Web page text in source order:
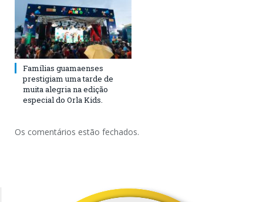
Famílias guamaenses
prestigiam uma tarde de
muita alegria na edição
especial do Orla Kids.
Os comentários estão fechados.